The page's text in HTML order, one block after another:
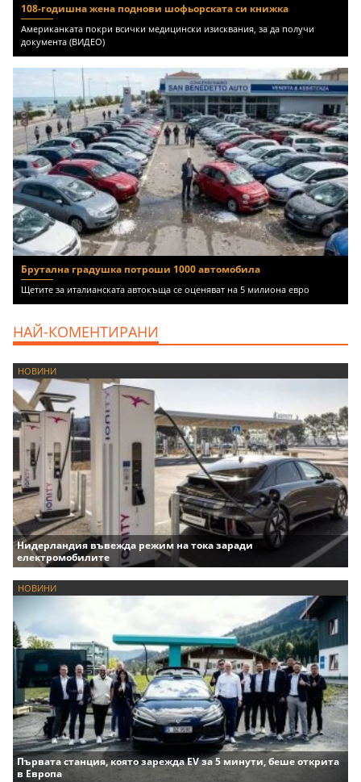
108-годишна жена поднови шофьорската си книжка
Американката покри всички медицински изисквания, за да получи
документа (ВИДЕО)
Брутална градушка потроши 1000 автомобила
Щетите за италианската автокъща се оценяват на 5 милиона евро
НАЙ-КОМЕНТИРАНИ
НОВИНИ
Нидерландия въвежда режим на тока заради
електромобилите
НОВИНИ
Първата станция, която зарежда EV за 5 минути, беше открита
в Европа